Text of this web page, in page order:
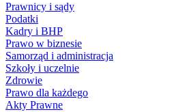
Prawnicy i sądy
Podatki
Kadry i BHP
Prawo w biznesie
Samorząd i administracja
Szkoły i uczelnie
Zdrowie
Prawo dla każdego
Akty Prawne